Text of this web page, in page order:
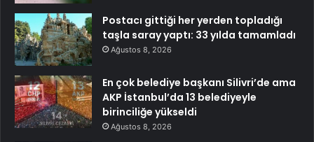
Postacı gittiği her yerden topladığı
taşla saray yaptı: 33 yılda tamamladı
Ağustos 8, 2026
En çok belediye başkanı Silivri’de ama
AKP İstanbul’da 13 belediyeyle
birinciliğe yükseldi
Ağustos 8, 2026